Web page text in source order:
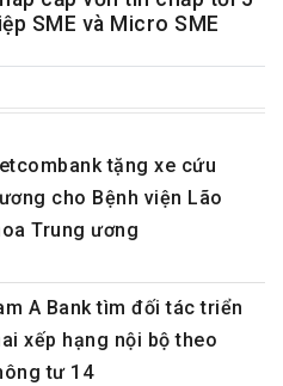
SME và Micro SME
tặng xe cứu
cho Bệnh viện Lão
Trung ương
A Bank tìm đối tác triển
xếp hạng nội bộ theo
tư 14